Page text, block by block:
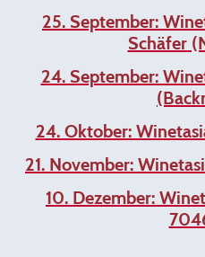
25. September:
Schäfer
24. September:
24. Oktober:
21. November:
10. Dezember: